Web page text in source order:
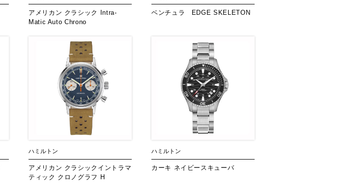
アメリカン クラシック Intra-
Matic Auto Chrono
ベンチュラ EDGE SKELETON
ハミルトン
アメリカン クラシックイントラマ
ティック クロノグラフ H
ハミルトン
カーキ ネイビースキューバ